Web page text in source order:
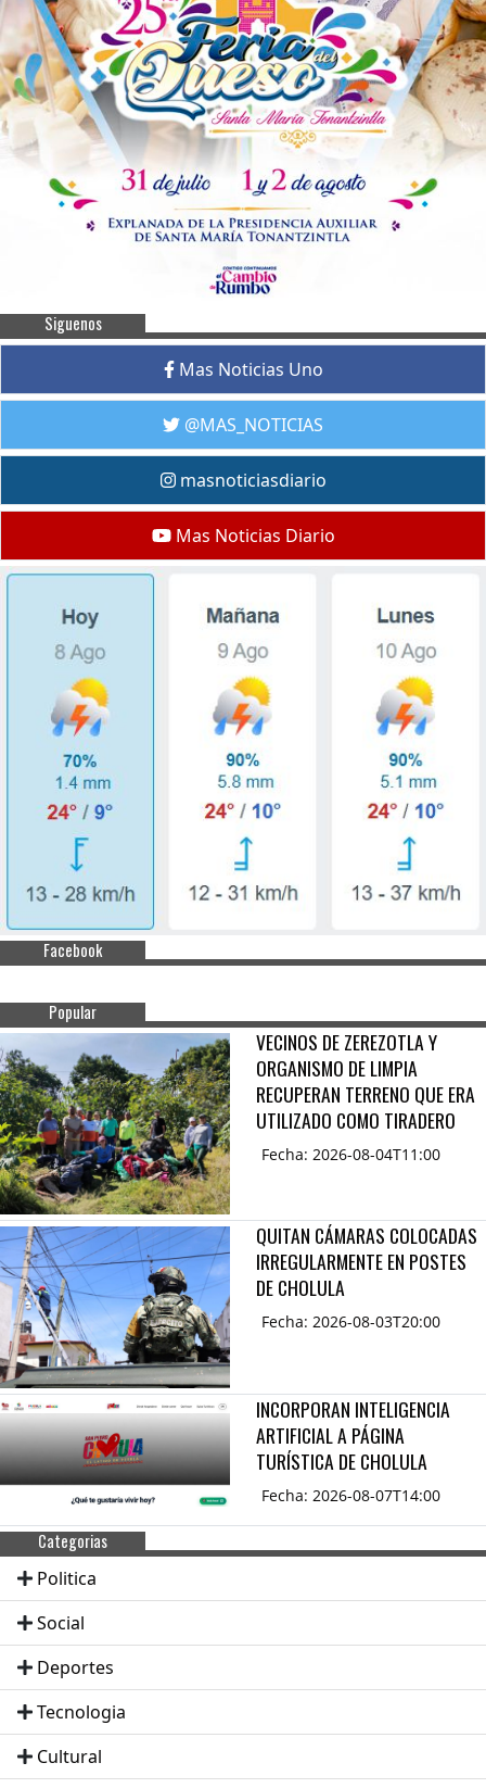
Siguenos
Mas Noticias Uno
@MAS_NOTICIAS
masnoticiasdiario
Mas Noticias Diario
Facebook
Popular
VECINOS DE ZEREZOTLA Y
ORGANISMO DE LIMPIA
RECUPERAN TERRENO QUE ERA
UTILIZADO COMO TIRADERO
Fecha: 2026-08-04T11:00
QUITAN CÁMARAS COLOCADAS
IRREGULARMENTE EN POSTES
DE CHOLULA
Fecha: 2026-08-03T20:00
INCORPORAN INTELIGENCIA
ARTIFICIAL A PÁGINA
TURÍSTICA DE CHOLULA
Fecha: 2026-08-07T14:00
Categorias
Politica
Social
Deportes
Tecnologia
Cultural